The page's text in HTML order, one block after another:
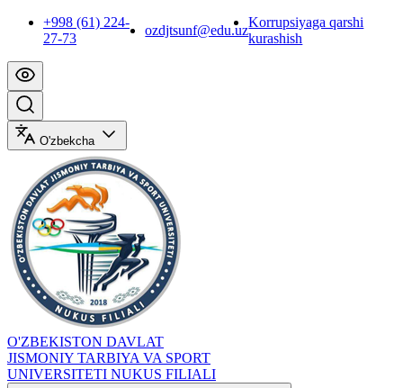
+998 (61) 224-
27-73
ozdjtsunf@edu.uz
Korrupsiyaga qarshi
kurashish
O'zbekcha
O'ZBEKISTON DAVLAT
JISMONIY TARBIYA VA SPORT
UNIVERSITETI NUKUS FILIALI